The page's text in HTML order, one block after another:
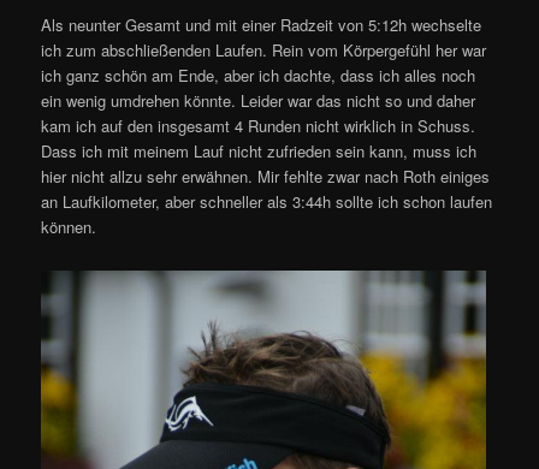
Als neunter Gesamt und mit einer Radzeit von 5:12h wechselte
ich zum abschließenden Laufen. Rein vom Körpergefühl her war
ich ganz schön am Ende, aber ich dachte, dass ich alles noch
ein wenig umdrehen könnte. Leider war das nicht so und daher
kam ich auf den insgesamt 4 Runden nicht wirklich in Schuss.
Dass ich mit meinem Lauf nicht zufrieden sein kann, muss ich
hier nicht allzu sehr erwähnen. Mir fehlte zwar nach Roth einiges
an Laufkilometer, aber schneller als 3:44h sollte ich schon laufen
können.